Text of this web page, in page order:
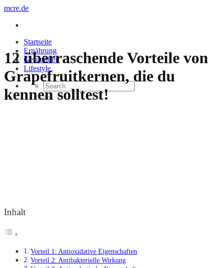
Zum
springen
mcre.de
Startseite
Ernährung
Gesundheit
Lifestyle
12 überraschende Vorteile von
Grapefruitkernen, die du
kennen solltest!
Inhalt
Vorteil 1: Antioxidative Eigenschaften
Vorteil 2: Antibakterielle Wirkung